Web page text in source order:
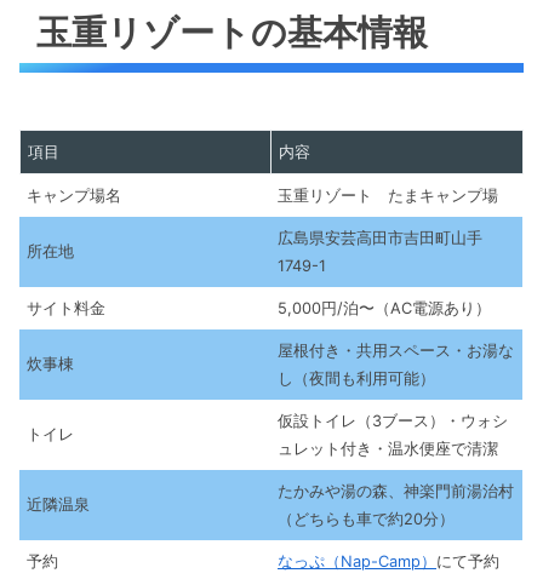
玉重リゾートの基本情報
項目 内容
キャンプ場名 玉重リゾート たまキャンプ場
所在地
広島県安芸高田市吉田町山手
1749-1
サイト料金 5,000円/泊〜（AC電源あり）
炊事棟
屋根付き・共用スペース・お湯な
し（夜間も利用可能）
トイレ
仮設トイレ（3ブース）・ウォシ
ュレット付き・温水便座で清潔
近隣温泉
たかみや湯の森、神楽門前湯治村
（どちらも車で約20分）
予約 なっぷ（Nap-Camp） にて予約